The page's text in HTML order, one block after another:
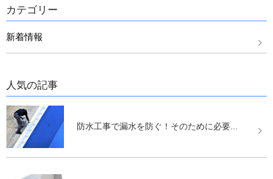
カテゴリー
新着情報
人気の記事
防水工事で漏水を防ぐ！そのために必要...